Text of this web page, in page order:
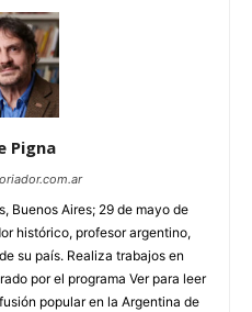
Pigna
Buenos Aires; 29 de mayo de
histórico, profesor argentino,
su país. Realiza trabajos en
por el programa Ver para leer
popular en la Argentina de